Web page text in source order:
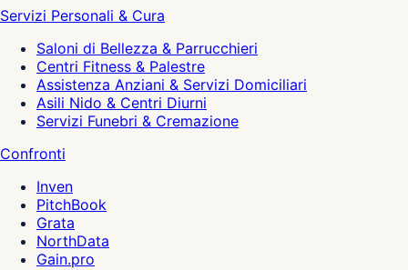
Servizi Personali & Cura
Saloni di Bellezza & Parrucchieri
Centri Fitness & Palestre
Assistenza Anziani & Servizi Domiciliari
Asili Nido & Centri Diurni
Servizi Funebri & Cremazione
Confronti
Inven
PitchBook
Grata
NorthData
Gain.pro